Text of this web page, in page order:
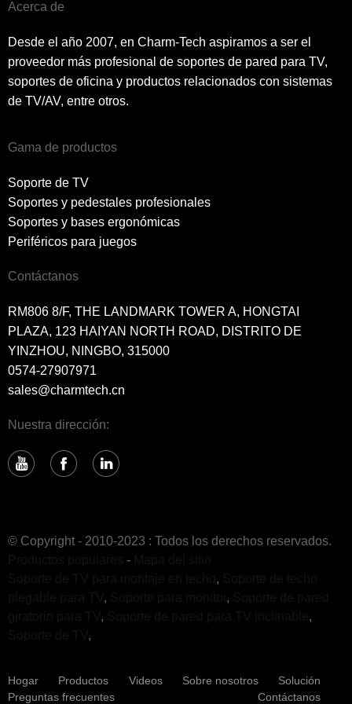
Acerca de
Desde el año 2007, en Charm-Tech aspiramos a ser el
proveedor más profesional de soportes de pared para TV,
soportes de oficina y productos relacionados con sistemas
de TV/AV, entre otros.
Gama de productos
Soporte de TV
Soportes y pedestales profesionales
Soportes y bases ergonómicas
Periféricos para juegos
Contáctanos
RM806 8/F, THE LANDMARK TOWER A, HONGTAI
PLAZA, 123 HAIYAN NORTH ROAD, DISTRITO DE
YINZHOU, NINGBO, 315000
0574-27907971
sales@charmtech.cn
Nuestra dirección:
© Copyright - 2010-2023 : Todos los derechos reservados.
-
,
, ,
,
,
,
Hogar Productos Videos Sobre nosotros
Solución
Preguntas frecuentes
Contáctanos